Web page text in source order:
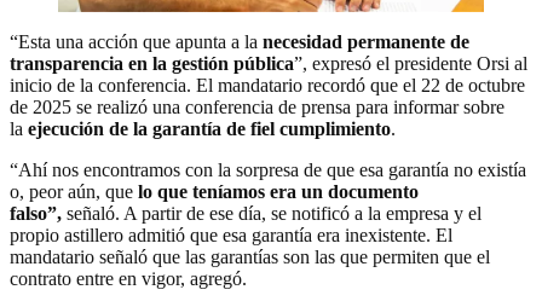
“Esta una acción que apunta a la necesidad permanente de
transparencia en la gestión pública”, expresó el presidente Orsi al
inicio de la conferencia. El mandatario recordó que el 22 de octubre
de 2025 se realizó una conferencia de prensa para informar sobre
la ejecución de la garantía de fiel cumplimiento.
“Ahí nos encontramos con la sorpresa de que esa garantía no existía
o, peor aún, que lo que teníamos era un documento
falso”, señaló. A partir de ese día, se notificó a la empresa y el
propio astillero admitió que esa garantía era inexistente. El
mandatario señaló que las garantías son las que permiten que el
contrato entre en vigor, agregó.